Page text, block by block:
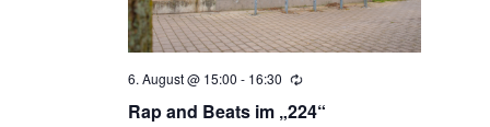
n
t
Rap and Beats im „224“
6. August @ 15:00 - 16:30 Wiederholung